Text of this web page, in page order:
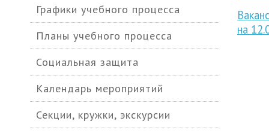
Графики учебного процесса
Планы учебного процесса
Социальная защита
Календарь мероприятий
Секции, кружки, экскурсии
на